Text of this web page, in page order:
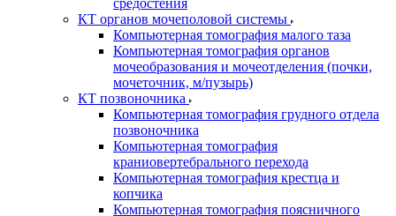
средостения
КТ органов мочеполовой системы
Компьютерная томография малого таза
Компьютерная томография органов
мочеобразования и мочеотделения (почки,
мочеточник, м/пузырь)
КТ позвоночника
Компьютерная томография грудного отдела
позвоночника
Компьютерная томография
краниовертебрального перехода
Компьютерная томография крестца и
копчика
Компьютерная томография поясничного